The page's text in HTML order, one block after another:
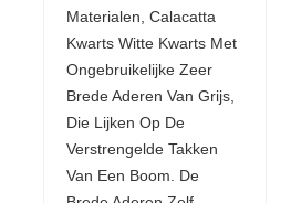
Materialen, Calacatta
Kwarts Witte Kwarts Met
Ongebruikelijke Zeer
Brede Aderen Van Grijs,
Die Lijken Op De
Verstrengelde Takken
Van Een Boom. De